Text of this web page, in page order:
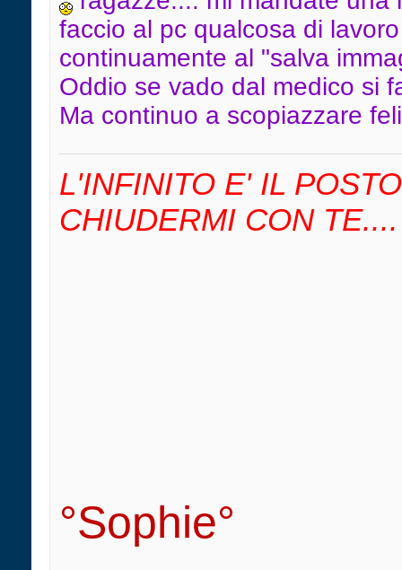
faccio al pc qualcosa di
continuamente al "salva
Oddio se vado dal medico si
Ma continuo a scopiazzare
L'INFINITO E' IL
CHIUDERMI CON TE....
°Sophie°